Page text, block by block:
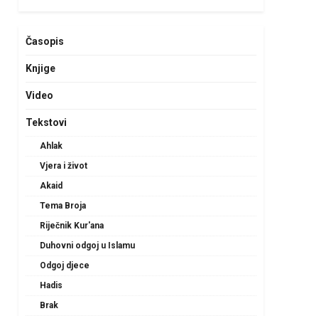
Časopis
Knjige
Video
Tekstovi
Ahlak
Vjera i život
Akaid
Tema Broja
Riječnik Kur'ana
Duhovni odgoj u Islamu
Odgoj djece
Hadis
Brak